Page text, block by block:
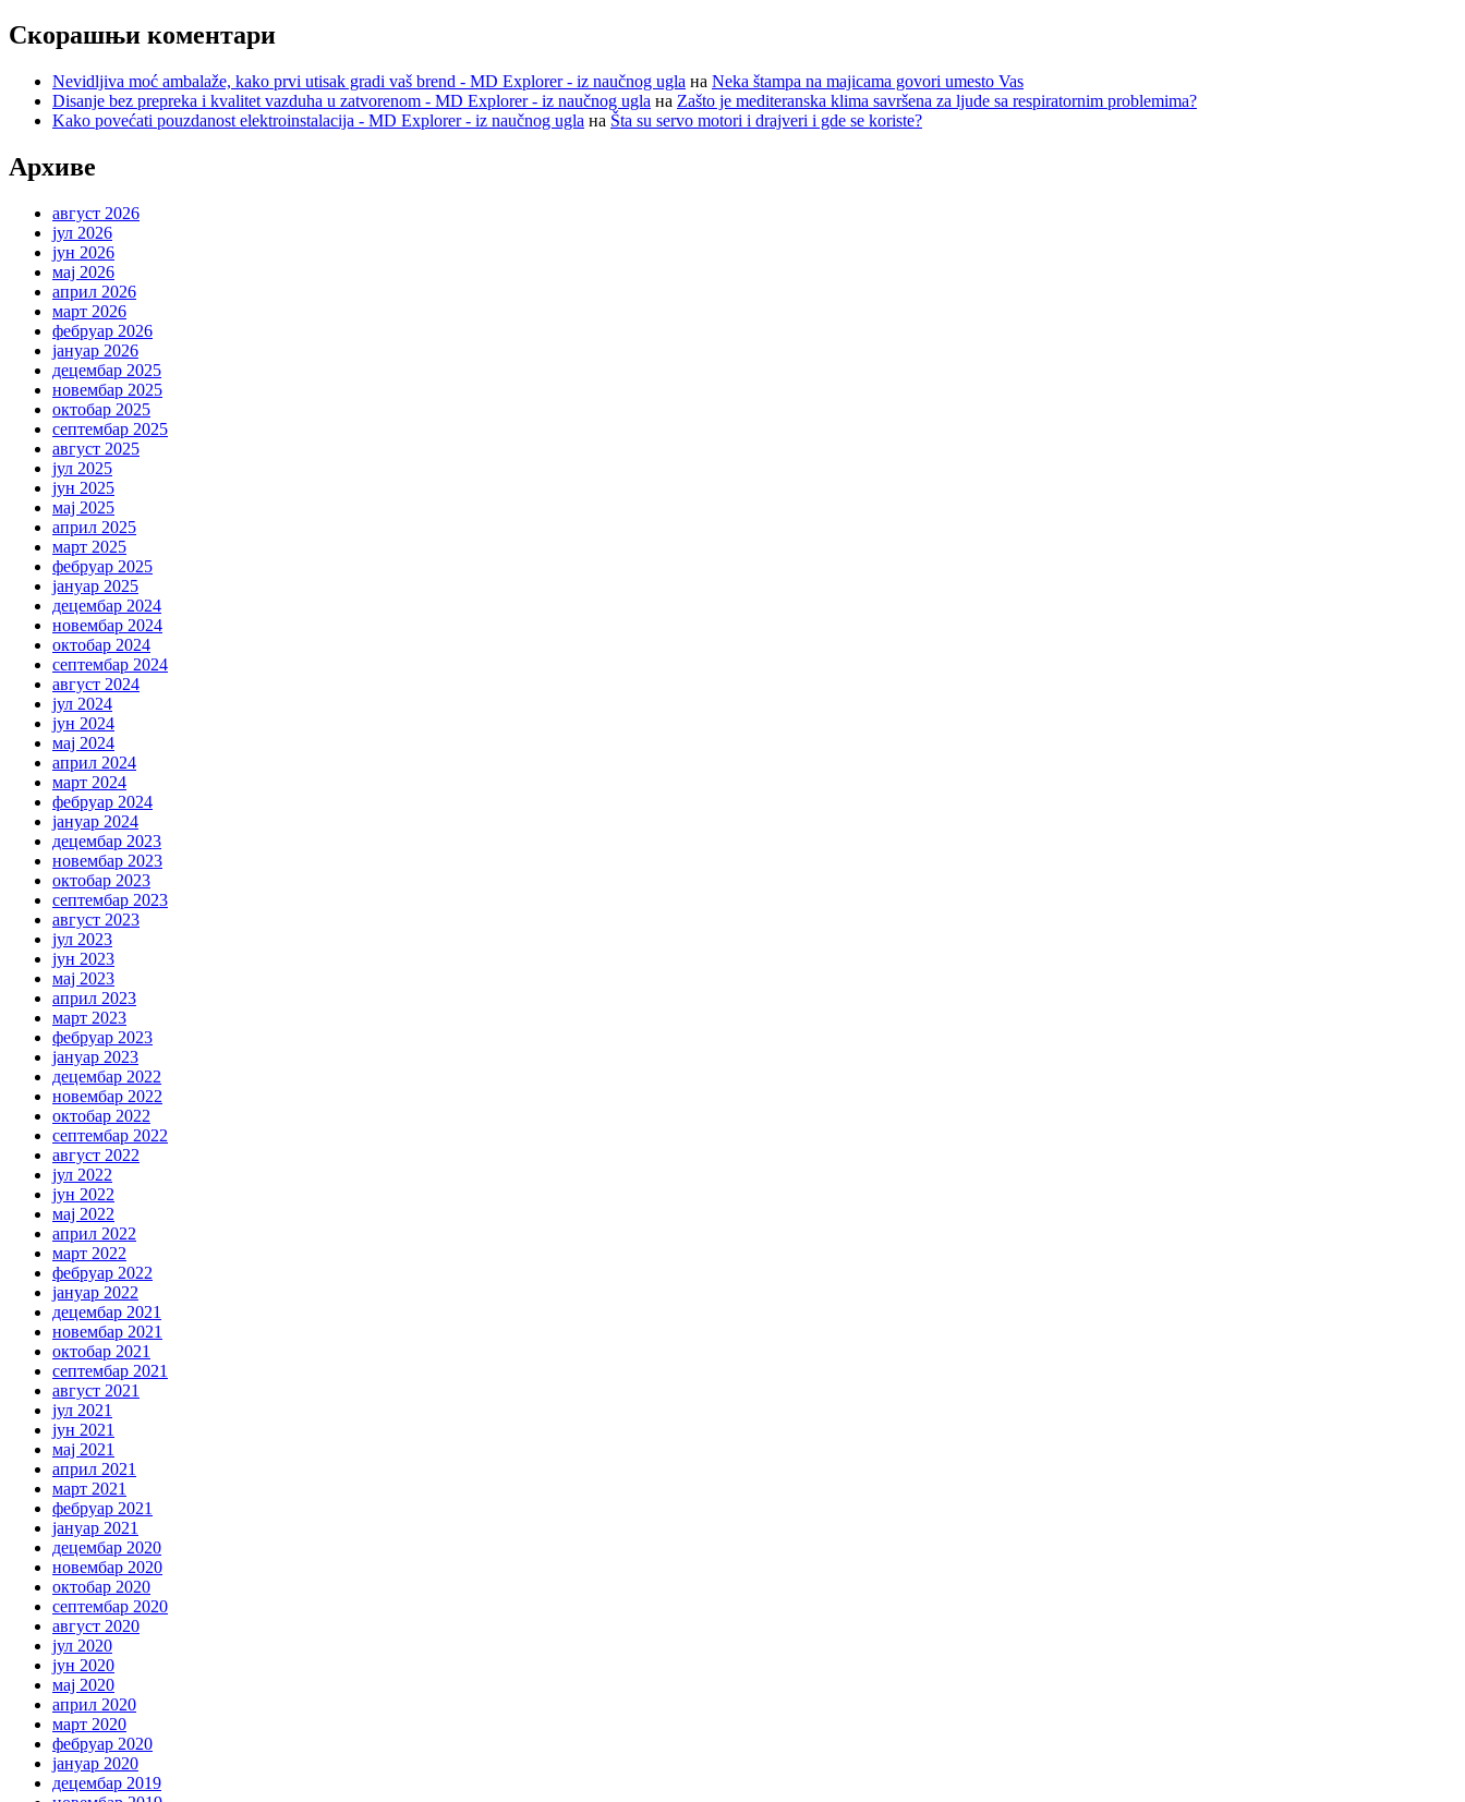
Скорашњи коментари
Nevidljiva moć ambalaže, kako prvi utisak gradi vaš brend - MD Explorer - iz naučnog ugla на Neka štampa na majicama govori umesto Vas
Disanje bez prepreka i kvalitet vazduha u zatvorenom - MD Explorer - iz naučnog ugla на Zašto je mediteranska klima savršena za ljude sa respiratornim problemima?
Kako povećati pouzdanost elektroinstalacija - MD Explorer - iz naučnog ugla на Šta su servo motori i drajveri i gde se koriste?
Архиве
август 2026
јул 2026
јун 2026
мај 2026
април 2026
март 2026
фебруар 2026
јануар 2026
децембар 2025
новембар 2025
октобар 2025
септембар 2025
август 2025
јул 2025
јун 2025
мај 2025
април 2025
март 2025
фебруар 2025
јануар 2025
децембар 2024
новембар 2024
октобар 2024
септембар 2024
август 2024
јул 2024
јун 2024
мај 2024
април 2024
март 2024
фебруар 2024
јануар 2024
децембар 2023
новембар 2023
октобар 2023
септембар 2023
август 2023
јул 2023
јун 2023
мај 2023
април 2023
март 2023
фебруар 2023
јануар 2023
децембар 2022
новембар 2022
октобар 2022
септембар 2022
август 2022
јул 2022
јун 2022
мај 2022
април 2022
март 2022
фебруар 2022
јануар 2022
децембар 2021
новембар 2021
октобар 2021
септембар 2021
август 2021
јул 2021
јун 2021
мај 2021
април 2021
март 2021
фебруар 2021
јануар 2021
децембар 2020
новембар 2020
октобар 2020
септембар 2020
август 2020
јул 2020
јун 2020
мај 2020
април 2020
март 2020
фебруар 2020
јануар 2020
децембар 2019